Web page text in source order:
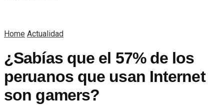
Home Actualidad
¿Sabías que el 57% de los
peruanos que usan Internet
son gamers?